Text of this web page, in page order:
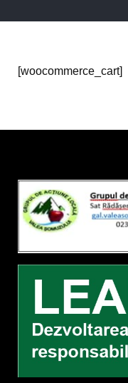
[woocommerce_cart]